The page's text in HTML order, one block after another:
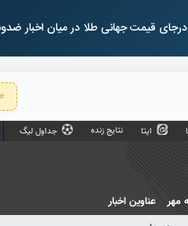
درجای قیمت جهانی طلا در میان اخبار